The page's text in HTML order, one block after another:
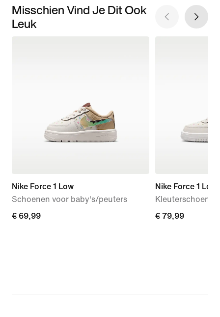
Misschien Vind Je Dit Ook
Leuk
Nike Force 1 Low
Schoenen voor baby's/peuters
€ 69,99
€ 69,99
Nike Force 1 Low
Kleuterschoenen
€ 79,99
€ 79,99